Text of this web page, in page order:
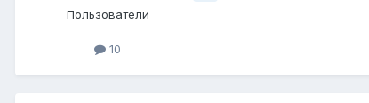
Пользователи
10